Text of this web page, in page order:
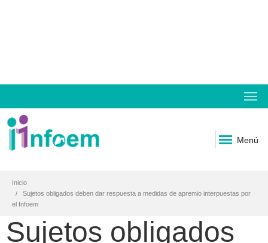
Menú
Inicio
Sujetos obligados deben dar respuesta a medidas de apremio interpuestas por
el Infoem
Sujetos obligados